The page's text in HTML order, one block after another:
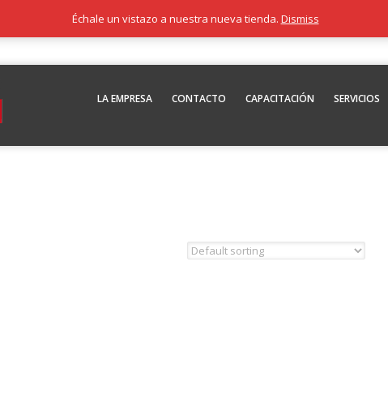
LA EMPRESA CONTACTO CAPACITACIÓN SERVICIOS
Échale un vistazo a nuestra nueva tienda. Dismiss